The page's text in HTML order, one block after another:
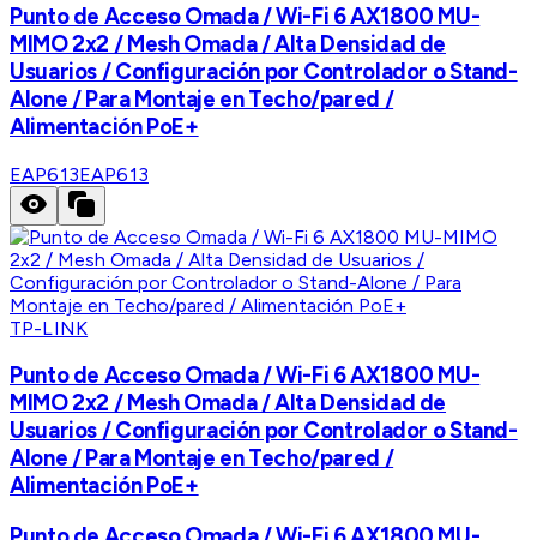
Punto de Acceso Omada / Wi-Fi 6 AX1800 MU-
MIMO 2x2 / Mesh Omada / Alta Densidad de
Usuarios / Configuración por Controlador o Stand-
Alone / Para Montaje en Techo/pared /
Alimentación PoE+
EAP613EAP613
TP-LINK
Punto de Acceso Omada / Wi-Fi 6 AX1800 MU-
MIMO 2x2 / Mesh Omada / Alta Densidad de
Usuarios / Configuración por Controlador o Stand-
Alone / Para Montaje en Techo/pared /
Alimentación PoE+